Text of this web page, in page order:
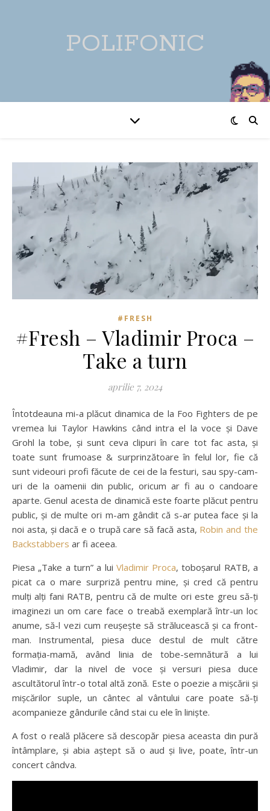
POLIFONIC
#FRESH
#Fresh – Vladimir Proca –
Take a turn
aprilie 7, 2024
Întotdeauna mi-a plăcut dinamica de la Foo Fighters de pe
vremea lui Taylor Hawkins când intra el la voce și Dave
Grohl la tobe, și sunt ceva clipuri în care tot fac asta, și
toate sunt frumoase & surprinzătoare în felul lor, fie că
sunt videouri profi făcute de cei de la festuri, sau spy-cam-
uri de la oamenii din public, oricum ar fi au o candoare
aparte. Genul acesta de dinamică este foarte plăcut pentru
public, și de multe ori m-am gândit că s-ar putea face și la
noi asta, și dacă e o trupă care să facă asta, Robin and the
Backstabbers ar fi aceea.
Piesa „Take a turn” a lui Vladimir Proca, toboșarul RATB, a
picat ca o mare surpriză pentru mine, și cred că pentru
mulți alți fani RATB, pentru că de multe ori este greu să-ți
imaginezi un om care face o treabă exemplară într-un loc
anume, să-l vezi cum reușește să strălucească și ca front-
man. Instrumental, piesa duce destul de mult către
formația-mamă, având linia de tobe-semnătură a lui
Vladimir, dar la nivel de voce și versuri piesa duce
ascultătorul într-o total altă zonă. Este o poezie a mișcării și
mișcărilor suple, un cântec al vântului care poate să-ți
acompanieze gândurile când stai cu ele în liniște.
A fost o reală plăcere să descopăr piesa aceasta din pură
întâmplare, și abia aștept să o aud și live, poate, într-un
concert cândva.